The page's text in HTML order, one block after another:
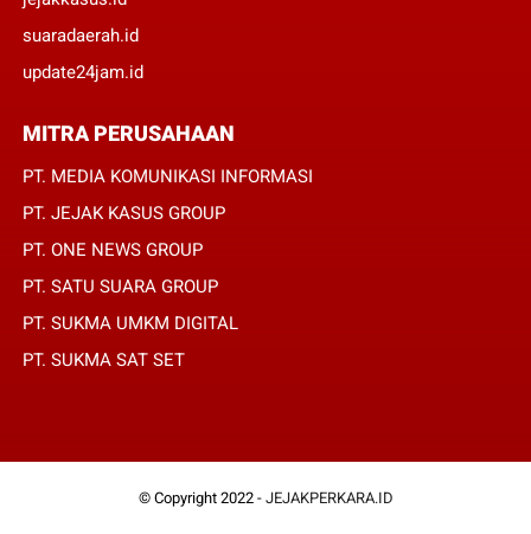
suaradaerah.id
update24jam.id
MITRA PERUSAHAAN
PT. MEDIA KOMUNIKASI INFORMASI
PT. JEJAK KASUS GROUP
PT. ONE NEWS GROUP
PT. SATU SUARA GROUP
PT. SUKMA UMKM DIGITAL
PT. SUKMA SAT SET
© Copyright 2022 - JEJAKPERKARA.ID